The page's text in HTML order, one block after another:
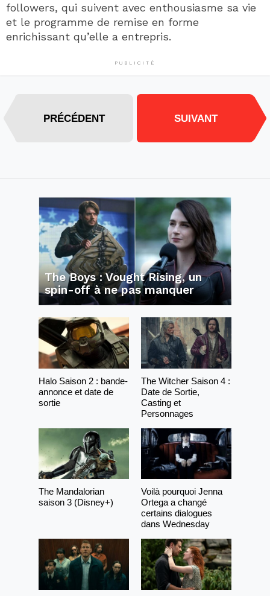
followers, qui suivent avec enthousiasme sa vie
et le programme de remise en forme
enrichissant qu’elle a entrepris.
PUBLICITÉ
PRÉCÉDENT SUIVANT
The Boys : Vought Rising, un
spin-off à ne pas manquer
Halo Saison 2 : bande-
annonce et date de
sortie
The Witcher Saison 4 :
Date de Sortie,
Casting et
Personnages
The Mandalorian
saison 3 (Disney+)
Voilà pourquoi Jenna
Ortega a changé
certains dialogues
dans Wednesday